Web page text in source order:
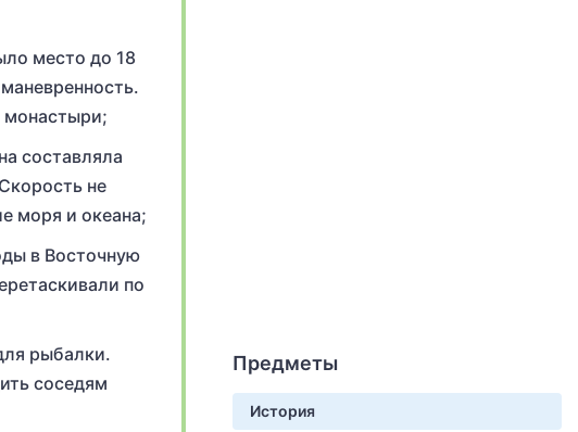
место до 18
монастыри;
составляла
не
моря и океана;
в Восточную
по
рыбалки.
соседям
Предметы
История